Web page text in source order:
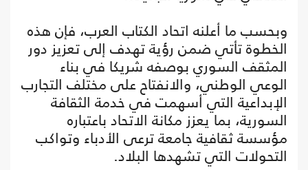
وبحسب ما أعلنه اتحاد الكتاب العرب، فإن هذه
الخطوة تأتي ضمن رؤية تهدف إلى تعزيز دور
المثقف السوري بوصفه شريكا في بناء
الوعي الوطني، والانفتاح على مختلف التجارب
الإبداعية التي أسهمت في خدمة الثقافة
السورية، بما يعزز مكانة الاتحاد باعتباره
مؤسسة ثقافية جامعة ترعى الأدباء وتواكب
التحولات التي تشهدها البلاد.